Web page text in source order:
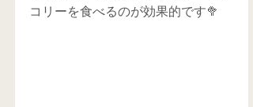
コリーを食べるのが効果的です🥦